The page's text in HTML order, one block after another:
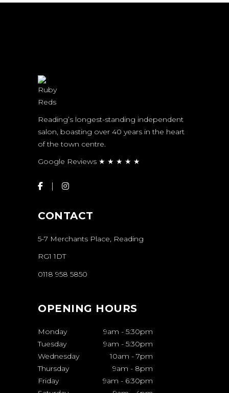
Reading’s longest-standing independent
salon, boasting over 40 years in the heart
of the town centre.
Google Reviews ★ ★ ★ ★ ★
CONTACT
5-7 Merchants Place, Reading
RG1 1DT
0118 958 5850
OPENING HOURS
Monday 9am - 5:30pm
Tuesday
9am - 5:30pm
Wednesday
10am - 7pm
Thursday
9am - 8pm
Friday
9am - 6:30pm